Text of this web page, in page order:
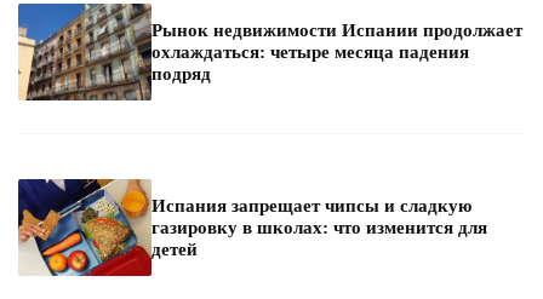
Рынок недвижимости Испании продолжает
охлаждаться: четыре месяца падения
подряд
Испания запрещает чипсы и сладкую
газировку в школах: что изменится для
детей